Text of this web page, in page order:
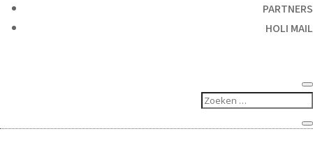
PARTNERS
HOLI MAIL